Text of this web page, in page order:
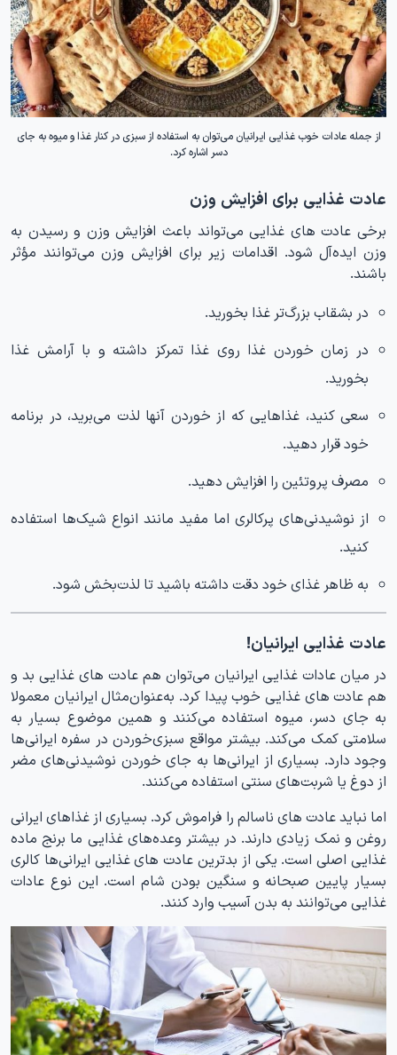
از جمله عادات خوب غذایی ایرانیان می‌توان به استفاده از سبزی در کنار غذا و میوه به جای
دسر اشاره کرد.
عادت غذایی برای افزایش وزن
برخی عادت های غذایی می‌تواند باعث افزایش وزن و رسیدن به
وزن ایده‌آل شود. اقدامات زیر برای افزایش وزن می‌توانند مؤثر
باشند.
در بشقاب بزرگ‌تر غذا بخورید.
در زمان خوردن غذا روی غذا تمرکز داشته و با آرامش غذا
بخورید.
سعی کنید، غذاهایی که از خوردن آنها لذت می‌برید، در برنامه
خود قرار دهید.
مصرف پروتئین را افزایش دهید.
از نوشیدنی‌های پرکالری اما مفید مانند انواع شیک‌ها استفاده
کنید.
به ظاهر غذای خود دقت داشته باشید تا لذت‌بخش شود.
عادت غذایی ایرانیان!
در میان عادات غذایی ایرانیان می‌توان هم عادت های غذایی بد و
هم عادت های غذایی خوب پیدا کرد. به‌عنوان‌مثال ایرانیان معمولا
به جای دسر، میوه استفاده می‌کنند و همین موضوع بسیار به
سلامتی کمک می‌کند. بیشتر مواقع سبزی‌خوردن در سفره ایرانی‌ها
وجود دارد. بسیاری از ایرانی‌ها به جای خوردن نوشیدنی‌های مضر
از دوغ یا شربت‌های سنتی استفاده می‌کنند.
اما نباید عادت های ناسالم را فراموش کرد. بسیاری از غذاهای ایرانی
روغن و نمک زیادی دارند. در بیشتر وعده‌های غذایی ما برنج ماده
غذایی اصلی است. یکی از بدترین عادت های غذایی ایرانی‌ها کالری
بسیار پایین صبحانه و سنگین بودن شام است. این نوع عادات
غذایی می‌توانند به بدن آسیب وارد کنند.